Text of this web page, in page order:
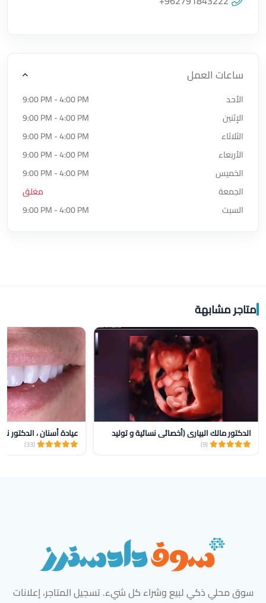
ساعات العمل
الأحد
9:00 PM - 4:00 PM
الإثنين
9:00 PM - 4:00 PM
الثلاثاء
9:00 PM - 4:00 PM
الأربعاء
9:00 PM - 4:00 PM
الخميس
9:00 PM - 4:00 PM
الجمعة
مغلق
السبت
9:00 PM - 4:00 PM
متاجر مشابهة
الدكتور مالك البياري (أخصائي نسائية و توليد
(9)
عيادة أسنان ، الدكتور
(33)
سوق محلي ذكي لبيع وشراء كل شيء. تسجيل المتاجر، إعلانات